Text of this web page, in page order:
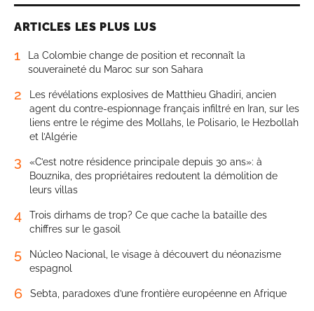
ARTICLES LES PLUS LUS
1
La Colombie change de position et reconnaît la
souveraineté du Maroc sur son Sahara
2
Les révélations explosives de Matthieu Ghadiri, ancien
agent du contre-espionnage français infiltré en Iran, sur les
liens entre le régime des Mollahs, le Polisario, le Hezbollah
et l’Algérie
3
«C’est notre résidence principale depuis 30 ans»: à
Bouznika, des propriétaires redoutent la démolition de
leurs villas
4
Trois dirhams de trop? Ce que cache la bataille des
chiffres sur le gasoil
5
Núcleo Nacional, le visage à découvert du néonazisme
espagnol
6 Sebta, paradoxes d’une frontière européenne en Afrique